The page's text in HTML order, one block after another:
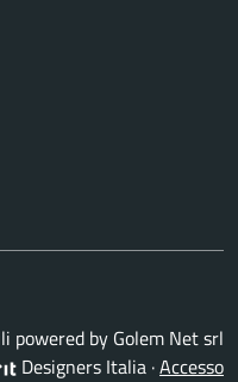
powered by Golem Net srl
Designers Italia ·Accesso